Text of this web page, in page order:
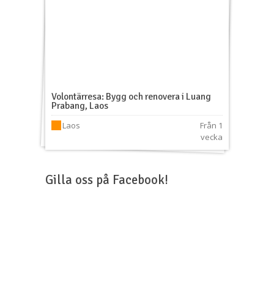
Volontärresa: Bygg och renovera i Luang
Prabang, Laos
Laos
Från 1
vecka
Gilla oss på Facebook!